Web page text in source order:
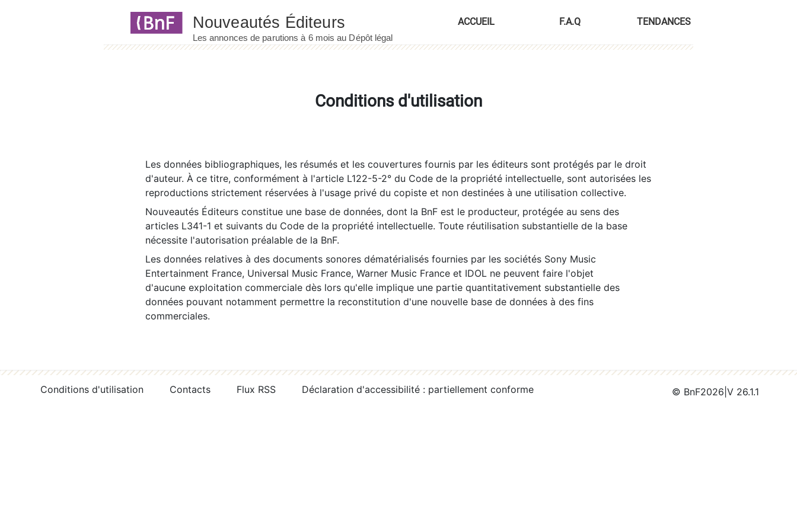
ACCUEIL F.A.Q TENDANCES
Conditions d'utilisation
Les données bibliographiques, les résumés et les couvertures fournis par les éditeurs sont protégés par le droit
d'auteur. À ce titre, conformément à l'article L122-5-2° du Code de la propriété intellectuelle, sont autorisées les
reproductions strictement réservées à l'usage privé du copiste et non destinées à une utilisation collective.
Nouveautés Éditeurs constitue une base de données, dont la BnF est le producteur, protégée au sens des
articles L341-1 et suivants du Code de la propriété intellectuelle. Toute réutilisation substantielle de la base
nécessite l'autorisation préalable de la BnF.
Les données relatives à des documents sonores dématérialisés fournies par les sociétés Sony Music
Entertainment France, Universal Music France, Warner Music France et IDOL ne peuvent faire l'objet
d'aucune exploitation commerciale dès lors qu'elle implique une partie quantitativement substantielle des
données pouvant notamment permettre la reconstitution d'une nouvelle base de données à des fins
commerciales.
Conditions d'utilisation Contacts Flux RSS Déclaration d'accessibilité : partiellement conforme © BnF2026 V 26.1.1